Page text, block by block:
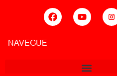
NAVEGUE